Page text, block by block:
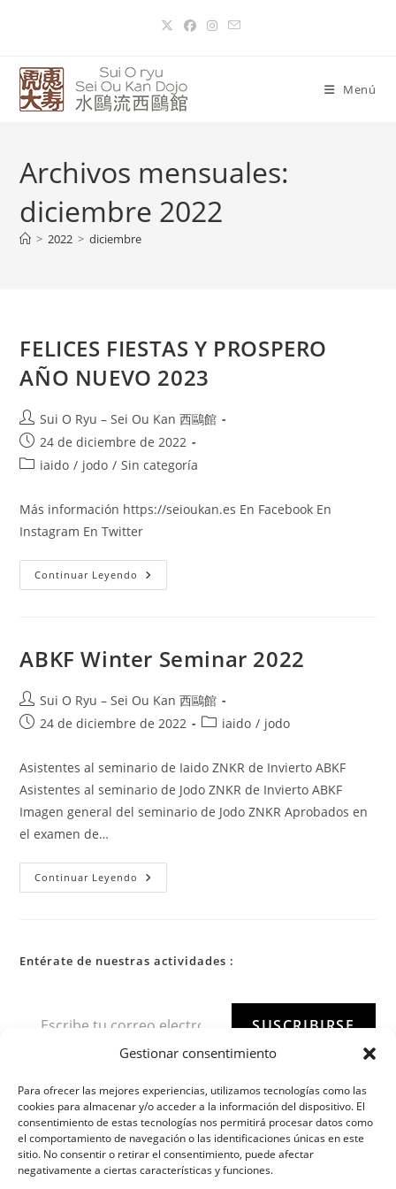
Gestionar consentimiento
Para ofrecer las mejores experiencias, utilizamos tecnologías como las
cookies para almacenar y/o acceder a la información del dispositivo. El
consentimiento de estas tecnologías nos permitirá procesar datos como
el comportamiento de navegación o las identificaciones únicas en este
sitio. No consentir o retirar el consentimiento, puede afectar
negativamente a ciertas características y funciones.
Menú
Archivos mensuales:
diciembre 2022
> 2022 > diciembre
FELICES FIESTAS Y PROSPERO
AÑO NUEVO 2023
Sui O Ryu – Sei Ou Kan 西鷗館
24 de diciembre de 2022
iaido / jodo / Sin categoría
Más información https://seioukan.es En Facebook En
Instagram En Twitter
Continuar Leyendo
ABKF Winter Seminar 2022
Sui O Ryu – Sei Ou Kan 西鷗館
24 de diciembre de 2022
iaido / jodo
Asistentes al seminario de Iaido ZNKR de Invierto ABKF
Asistentes al seminario de Jodo ZNKR de Invierto ABKF
Imagen general del seminario de Jodo ZNKR Aprobados en
el examen de…
Continuar Leyendo
Entérate de nuestras actividades :
SUSCRIBIRSE